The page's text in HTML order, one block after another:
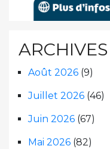
ARCHIVES
Août 2026 (9)
Juillet 2026 (46)
Juin 2026 (67)
Mai 2026 (82)